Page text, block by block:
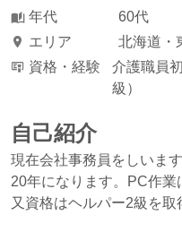
年代
60代
エリア
北海道・
資格・経験
介護職員
級）
自己紹介
現在会社事務員をしいま
20年になります。PC作業
又資格はヘルパー2級を取